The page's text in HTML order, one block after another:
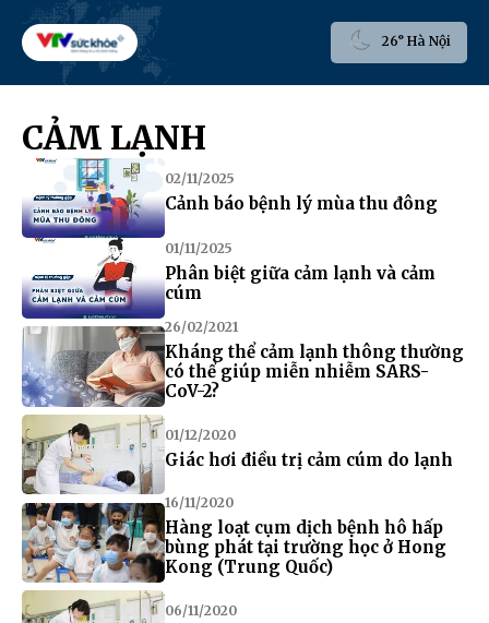
26° Hà Nội
CẢM LẠNH
02/11/2025
Cảnh báo bệnh lý mùa thu đông
01/11/2025
Phân biệt giữa cảm lạnh và cảm
cúm
26/02/2021
Kháng thể cảm lạnh thông thường
có thể giúp miễn nhiễm SARS-
CoV-2?
01/12/2020
Giác hơi điều trị cảm cúm do lạnh
16/11/2020
Hàng loạt cụm dịch bệnh hô hấp
bùng phát tại trường học ở Hong
Kong (Trung Quốc)
06/11/2020